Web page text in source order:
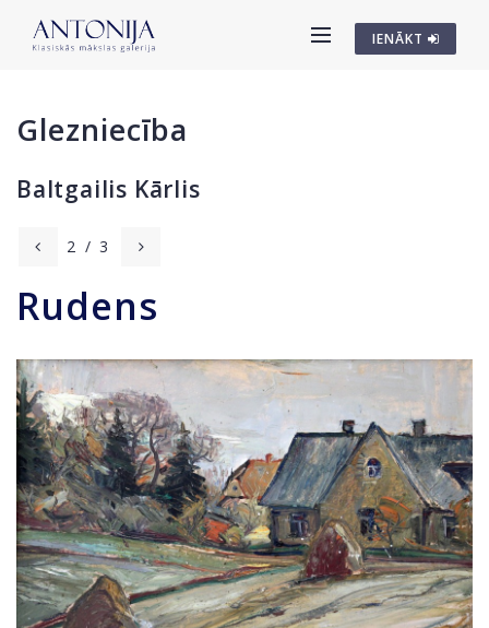
IENĀKT
Glezniecība
Baltgailis Kārlis
2 / 3
Rudens